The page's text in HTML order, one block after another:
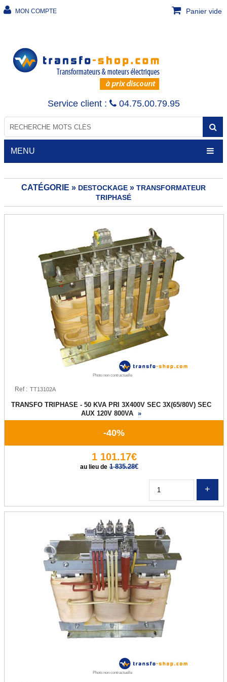
MON COMPTE
Service client : 04.75.00.79.95
MENU
Transfo de sécurité 12 ou 24 V
Transfo de sécurité 24 ou 48 V
Transfo Modulaire 24/48V
Transfo Modulaire 115/230V
Transfo d'isolement
Transfo d'isolement 230V
Transfo d'isolement 400V
Transfo torique d'éclairage
Transfo d'enseigne néon
Transfo d'élairage halogène
Autotransfo US 115V / 230V
TRANSFO TRIPHASE
Transfo Tri 400/400V
Transfo Tri 400/230V
Transfo Tri 230-400/24-42V
TRANSFO TRI / MONO
CATÉGORIE » DESTOCKAGE » TRANSFORMATEUR
TRIPHASÉ
Photo non contractuelle
Ref :
TRANSFO TRIPHASE - 50 KVA PRI 3X400V SEC 3X(65/80V) SEC
AUX 120V 800VA »
-40%
1 101.17€
au lieu de 1 835.28€
Photo non contractuelle
Panier vide